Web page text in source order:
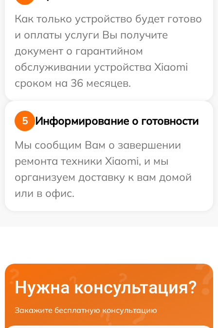
Как только устройство будет готово
и оплаты услуги Вы получите
документ о гарантийном
обслуживании устройства Xiaomi
сроком на 36 месяцев.
5
Информирование о готовности
Мы сообщим Вам о завершении
ремонта техники Xiaomi, и мы
организуем доставку к вам домой
или в офис.
Нужна консультация?
Закажите бесплатную консультацию